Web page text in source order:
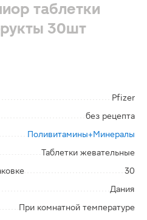
таблетки
30шт
Pfizer
без рецепта
Поливитамины+Минералы
Таблетки жевательные
30
Дания
При комнатной температуре